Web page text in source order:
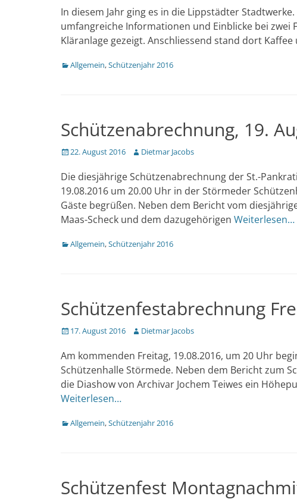
In diesem Jahr ging es in die Lippstädter
umfangreiche Informationen und Einblicke bei zwei
Kläranlage gezeigt. Anschliessend stand dort
Kategorien
Allgemein,Schützenjahr 2016
Schützenabrechnung, 19.
Veröffentlicht
22. August 2016 Author
Dietmar Jacobs
Die diesjährige Schützenabrechnung der St.-
19.08.2016 um 20.00 Uhr in der Störmeder
Gäste begrüßen. Neben dem Bericht vom
Maas-Scheck und dem dazugehörigen Weiterlesen…
Kategorien
Allgemein,Schützenjahr 2016
Schützenfestabrechnung
Veröffentlicht
17. August 2016 Author
Dietmar Jacobs
Am kommenden Freitag, 19.08.2016, um 20 Uhr
Schützenhalle Störmede. Neben dem Bericht zum
die Diashow von Archivar Jochem Teiwes ein
Weiterlesen…
Kategorien
Allgemein,Schützenjahr 2016
Schützenfest